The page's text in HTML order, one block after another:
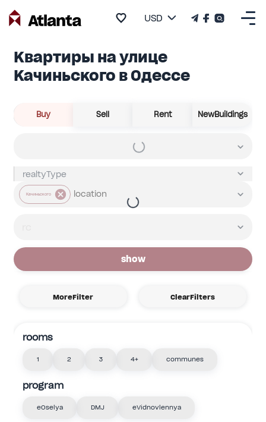
USD
Квартиры на улице
Качиньского в Одессе
Buy Sell Rent NewBuildings
Качиньского
show
MoreFilter ClearFilters
rooms
1 2 3 4+ communes
program
eOselya DMJ eVidnovlennya